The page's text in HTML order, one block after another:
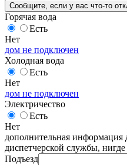
Сообщите , если у вас что-то
Горячая вода
Есть
Нет
дом не подключен
Холодная вода
Есть
Нет
дом не подключен
Электричество
Есть
Нет
дополнительная информация
диспетчерской службы,
Подъезд